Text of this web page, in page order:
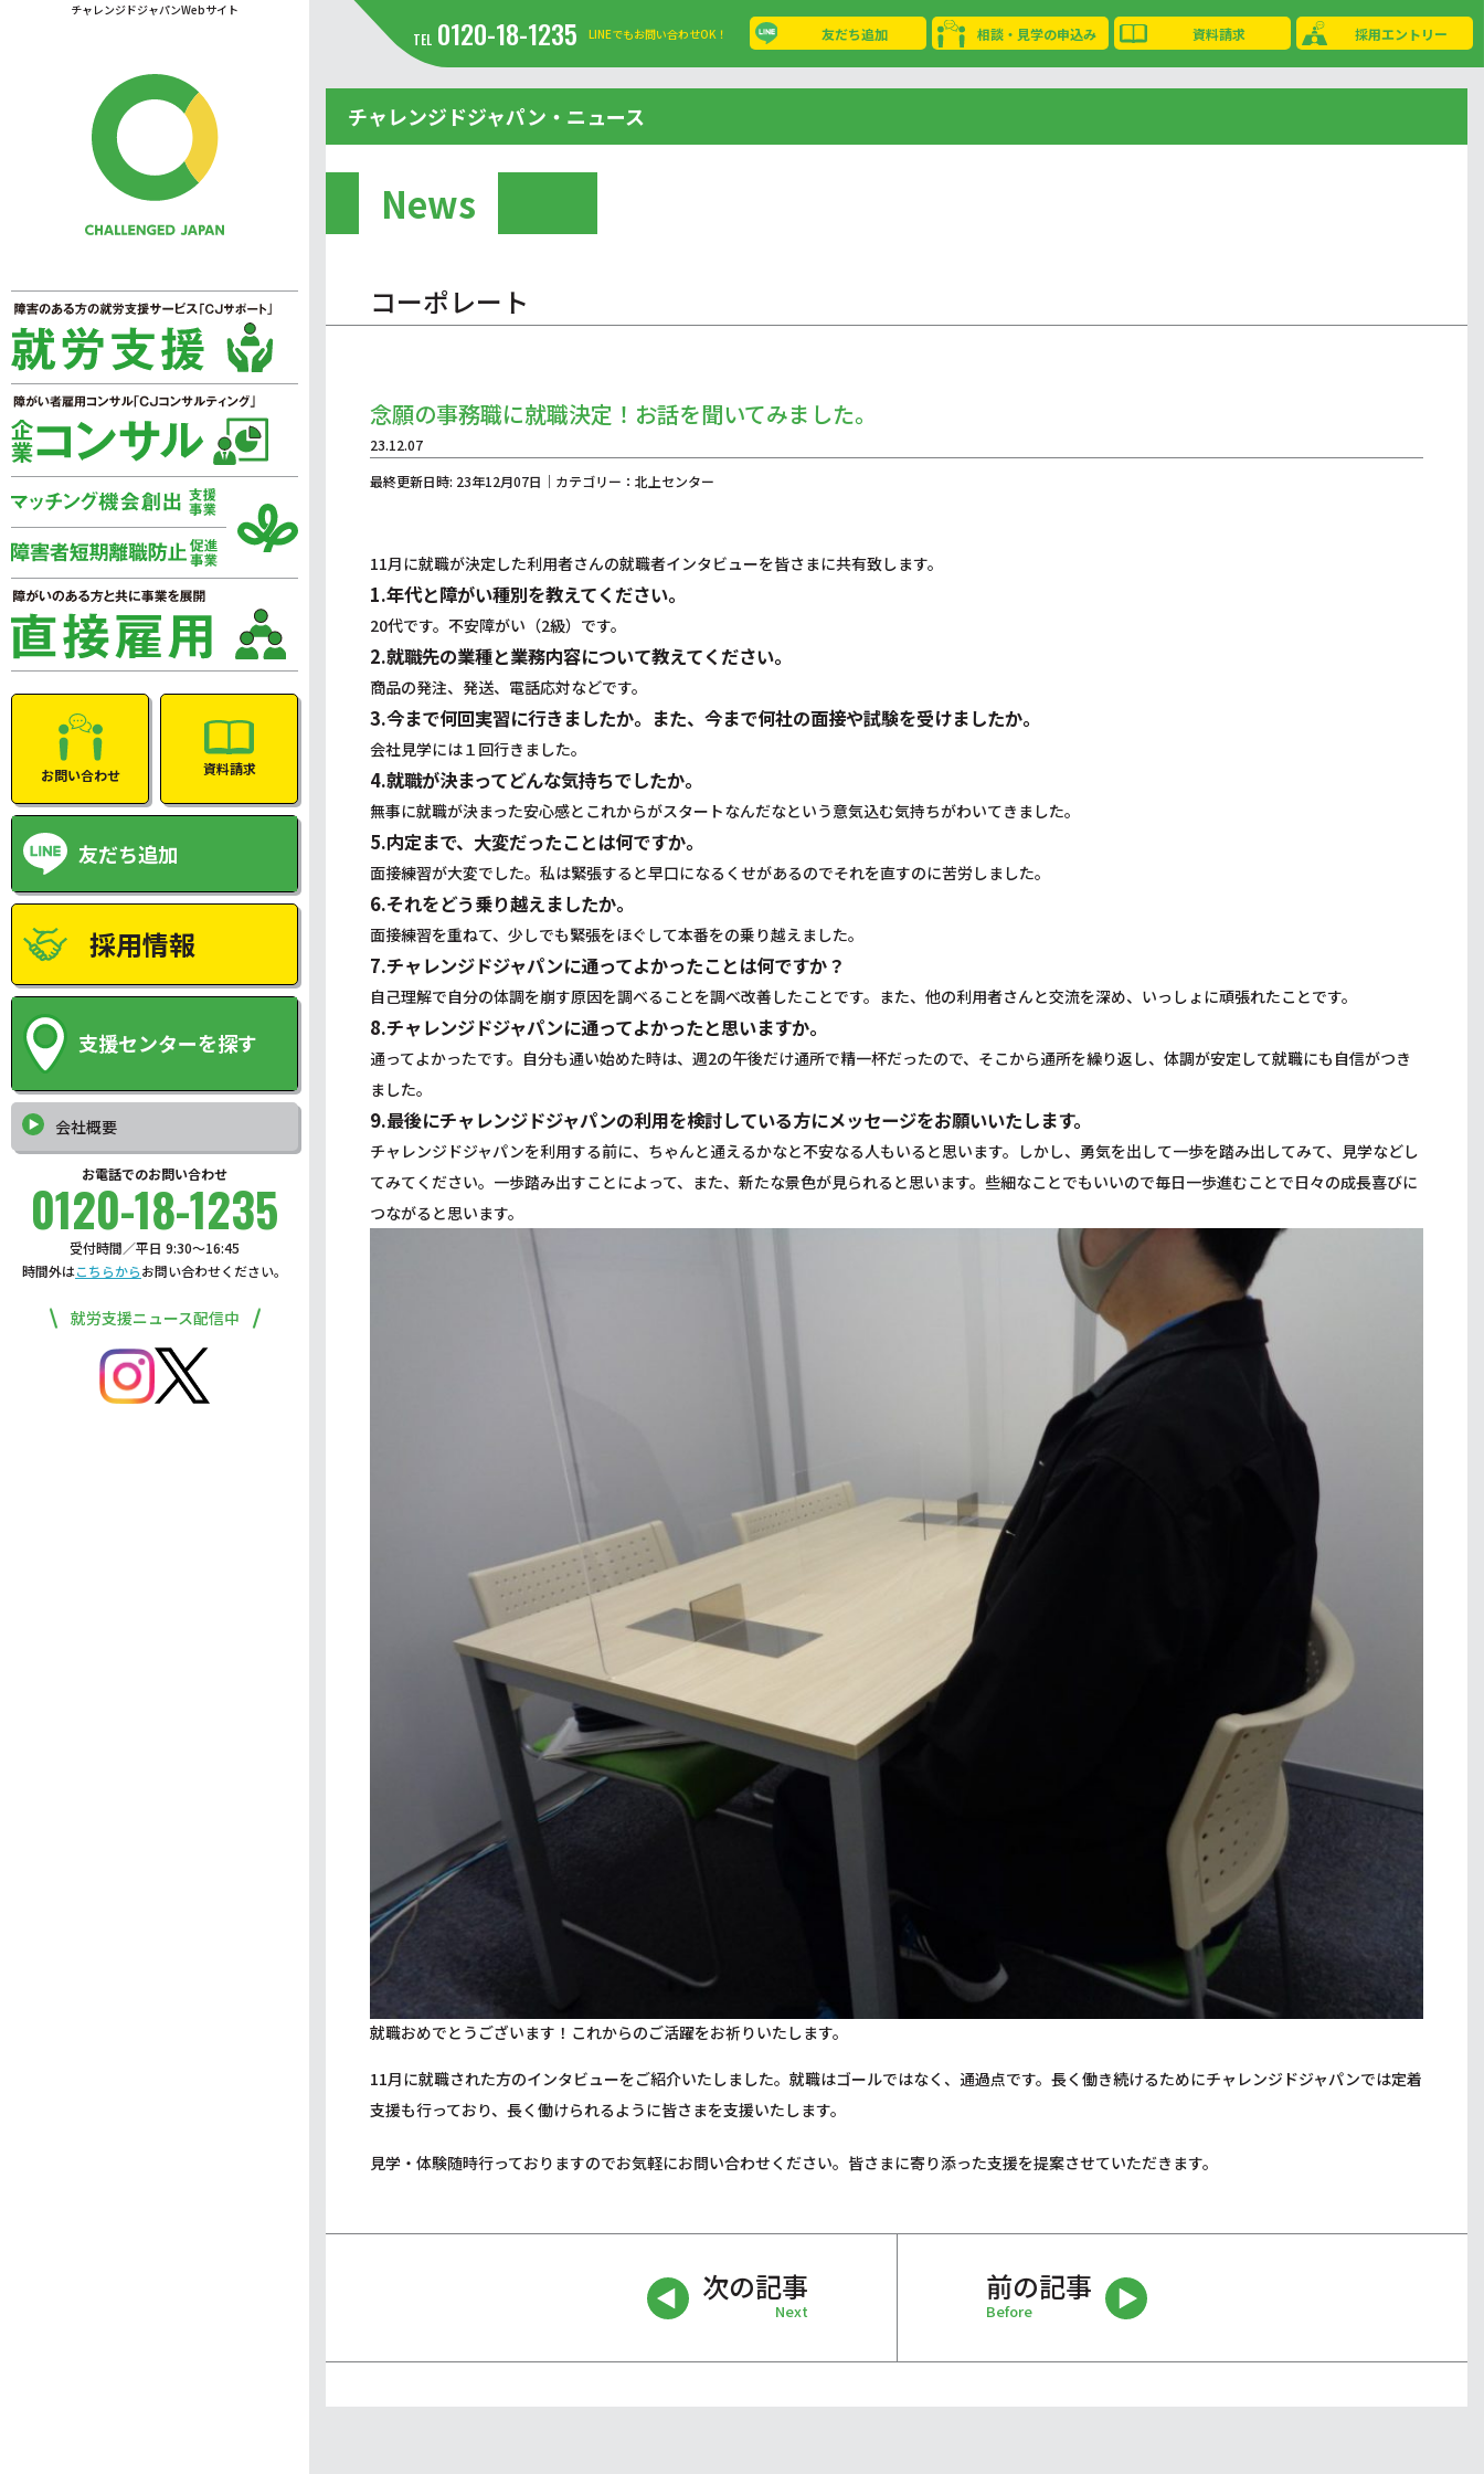
チャレンジドジャパンWebサイト
お問い合わせ 資料請求
友だち追加
採用情報
支援センターを探す
会社概要
お電話でのお問い合わせ
0120-18-1235
受付時間／平日 9:30〜16:45
時間外はこちらからお問い合わせください。
就労支援ニュース配信中
TEL 0120-18-1235 LINEでもお問い合わせOK！ 友だち追加 相談・見学の申込み 資料請求 採用エントリー
チャレンジドジャパン・ニュース
News
コーポレート
念願の事務職に就職決定！お話を聞いてみました。
23.12.07
最終更新日時: 23年12月07日｜カテゴリー：北上センター
11月に就職が決定した利用者さんの就職者インタビューを皆さまに共有致します。
1.年代と障がい種別を教えてください。
20代です。不安障がい（2級）です。
2.就職先の業種と業務内容について教えてください。
商品の発注、発送、電話応対などです。
3.今まで何回実習に行きましたか。また、今まで何社の面接や試験を受けましたか。
会社見学には１回行きました。
4.就職が決まってどんな気持ちでしたか。
無事に就職が決まった安心感とこれからがスタートなんだなという意気込む気持ちがわいてきました。
5.内定まで、大変だったことは何ですか。
面接練習が大変でした。私は緊張すると早口になるくせがあるのでそれを直すのに苦労しました。
6.それをどう乗り越えましたか。
面接練習を重ねて、少しでも緊張をほぐして本番をの乗り越えました。
7.チャレンジドジャパンに通ってよかったことは何ですか？
自己理解で自分の体調を崩す原因を調べることを調べ改善したことです。また、他の利用者さんと交流を深め、いっしょに頑張れたことです。
8.チャレンジドジャパンに通ってよかったと思いますか。
通ってよかったです。自分も通い始めた時は、週2の午後だけ通所で精一杯だったので、そこから通所を繰り返し、体調が安定して就職にも自信がつき
ました。
9.最後にチャレンジドジャパンの利用を検討している方にメッセージをお願いいたします。
チャレンジドジャパンを利用する前に、ちゃんと通えるかなと不安なる人もいると思います。しかし、勇気を出して一歩を踏み出してみて、見学などし
てみてください。一歩踏み出すことによって、また、新たな景色が見られると思います。些細なことでもいいので毎日一歩進むことで日々の成長喜びに
つながると思います。
就職おめでとうございます！これからのご活躍をお祈りいたします。
11月に就職された方のインタビューをご紹介いたしました。就職はゴールではなく、通過点です。長く働き続けるためにチャレンジドジャパンでは定着
支援も行っており、長く働けられるように皆さまを支援いたします。
見学・体験随時行っておりますのでお気軽にお問い合わせください。皆さまに寄り添った支援を提案させていただきます。
次の記事
Next
前の記事
Before